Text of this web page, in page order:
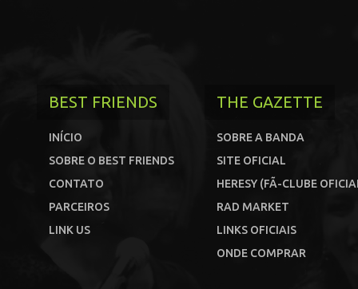
BEST FRIENDS
INÍCIO
SOBRE O BEST FRIENDS
CONTATO
PARCEIROS
LINK US
THE GAZETTE
SOBRE A BANDA
SITE OFICIAL
HERESY (FÃ-CLUBE
RAD MARKET
LINKS OFICIAIS
ONDE COMPRAR